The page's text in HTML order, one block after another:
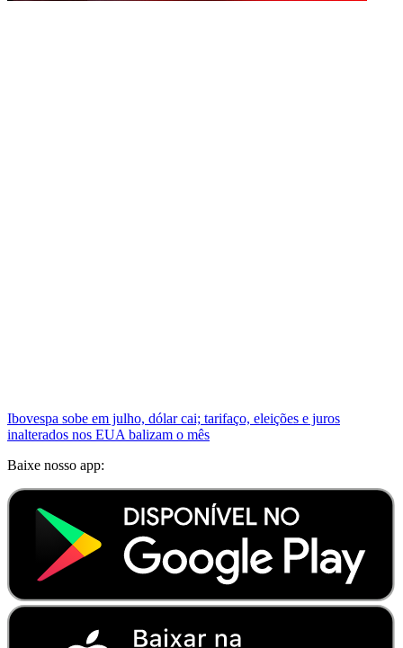
Ibovespa sobe em julho, dólar cai; tarifaço, eleições e juros
inalterados nos EUA balizam o mês
Baixe nosso app: